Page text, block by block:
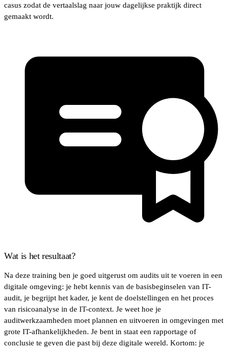
casus zodat de vertaalslag naar jouw dagelijkse praktijk direct
gemaakt wordt.
Wat is het resultaat?
Na deze training ben je goed uitgerust om audits uit te voeren in een
digitale omgeving: je hebt kennis van de basisbeginselen van IT-
audit, je begrijpt het kader, je kent de doelstellingen en het proces
van risicoanalyse in de IT-context. Je weet hoe je
auditwerkzaamheden moet plannen en uitvoeren in omgevingen met
grote IT-afhankelijkheden. Je bent in staat een rapportage of
conclusie te geven die past bij deze digitale wereld. Kortom: je